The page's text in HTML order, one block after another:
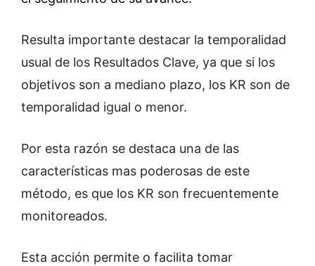
Resulta importante destacar la temporalidad
usual de los Resultados Clave, ya que si los
objetivos son a mediano plazo, los KR son de
temporalidad igual o menor.
Por esta razón se destaca una de las
características mas poderosas de este
método, es que los KR son frecuentemente
monitoreados.
Esta acción permite o facilita tomar